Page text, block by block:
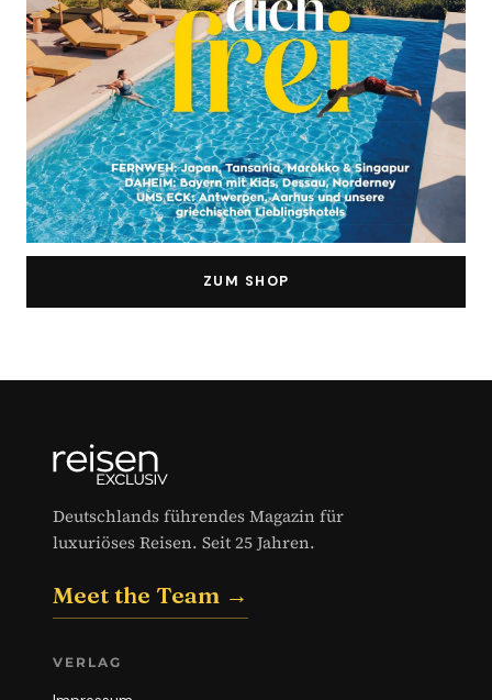
ZUM SHOP
Deutschlands führendes Magazin für
luxuriöses Reisen. Seit 25 Jahren.
Meet the Team →
VERLAG